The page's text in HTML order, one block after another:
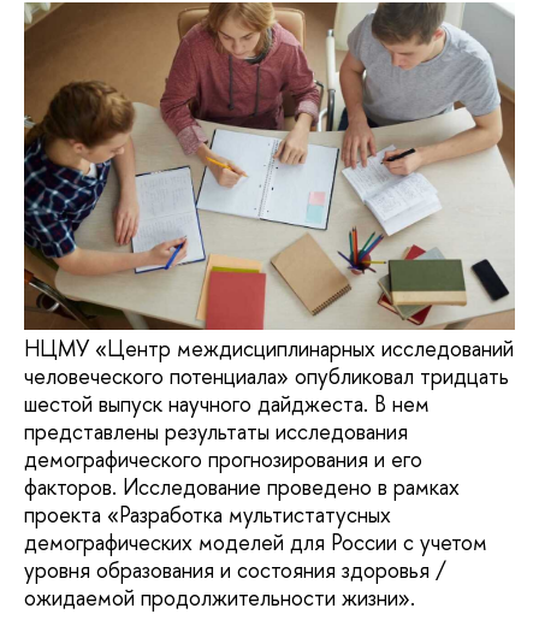
НЦМУ «Центр междисциплинарных исследований
человеческого потенциала» опубликовал тридцать
шестой выпуск научного дайджеста. В нем
представлены результаты исследования
демографического прогнозирования и его
факторов. Исследование проведено в рамках
проекта «Разработка мультистатусных
демографических моделей для России с учетом
уровня образования и состояния здоровья /
ожидаемой продолжительности жизни».